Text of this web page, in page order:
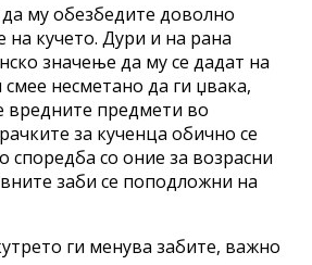
му обезбедите доволно
на кучето. Дури и на рана
значење да му се дадат на
несметано да ги џвака,
вредните предмети во
за кученца обично се
со оние за возрасни
заби се поподложни на
ги менува забите, важно